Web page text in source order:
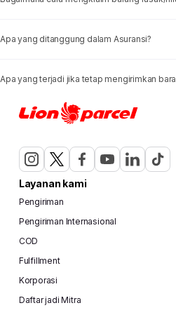
Apa yang ditanggung dalam Asuransi?
Apa yang terjadi jika tetap mengirimkan
Layanan kami
Pengiriman
Pengiriman Internasional
COD
Fulfillment
Korporasi
Daftar jadi Mitra